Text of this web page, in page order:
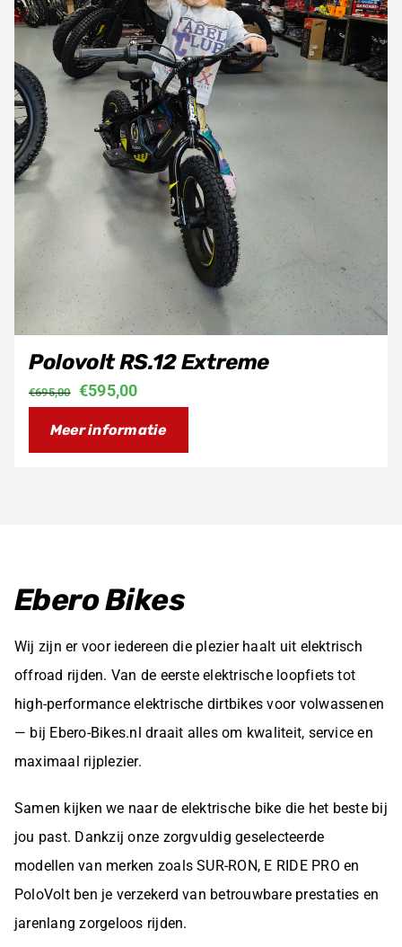
€695,00
Oorspronkelijke
prijs
was:
€595,00Huidige
prijs
is:
Polovolt RS.12 Extreme
Meer informatie
Ebero Bikes
Wij zijn er voor iedereen die plezier haalt uit elektrisch
offroad rijden. Van de eerste elektrische loopfiets tot
high-performance elektrische dirtbikes voor volwassenen
— bij Ebero-Bikes.nl draait alles om kwaliteit, service en
maximaal rijplezier.
Samen kijken we naar de elektrische bike die het beste bij
jou past. Dankzij onze zorgvuldig geselecteerde
modellen van merken zoals SUR-RON, E RIDE PRO en
PoloVolt ben je verzekerd van betrouwbare prestaties en
jarenlang zorgeloos rijden.